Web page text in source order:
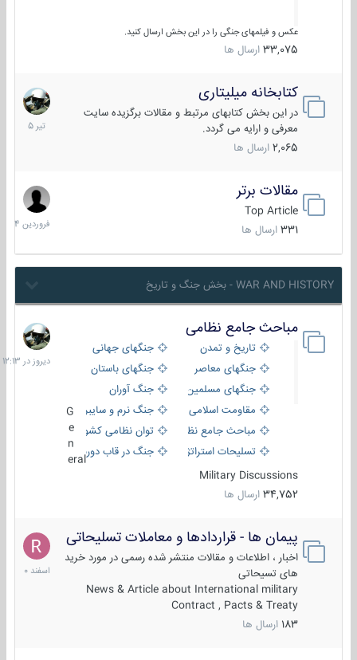
عکس و فیلمهای جنگی را در این بخش ارسال کنید.
33,075 ارسال ها
کتابخانه میلیتاری
در این بخش کتابهای مرتبط و مقالات برگزیده سایت
معرفی و ارایه می گردد.
2,065 ارسال ها
16
تیر
1405
مقالات برتر
Top Article
331 ارسال ها
29
فروردین
1404
WAR AND HISTORY - بخش جنگ و تاریخ
مباحث جامع نظامی
تاریخ و تمدن
جنگهای جهانی
جنگهای معاصر
جنگهای باستان
جنگهای مسلمین
جنگ آوران
مقاومت اسلامی
جنگ نرم و سایبری
مباحث جامع نظامی
توان نظامی کشورها
تسلیحات استراتژیک
جنگ در قاب دوربین
eral
Military Discussions
34,752 ارسال ها
دیروز
در
12:13
پیمان ها - قراردادها و معاملات تسلیحاتی
اخبار ، اطلاعات و مقالات منتشر شده رسمی در مورد خرید
های تسیحاتی
News & Article about International military
Contract , Pacts & Treaty
183 ارسال ها
7
اسفند
1400